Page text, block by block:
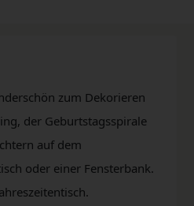
zum Dekorieren
der Geburtstagsspirale
auf dem
oder einer Fensterbank.